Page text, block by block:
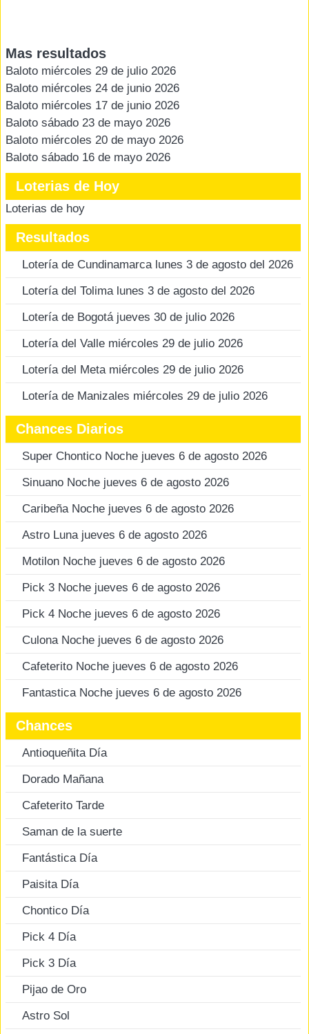
Mas resultados
Baloto miércoles 29 de julio 2026
Baloto miércoles 24 de junio 2026
Baloto miércoles 17 de junio 2026
Baloto sábado 23 de mayo 2026
Baloto miércoles 20 de mayo 2026
Baloto sábado 16 de mayo 2026
Loterias de Hoy
Loterias de hoy
Resultados
Lotería de Cundinamarca lunes 3 de agosto del 2026
Lotería del Tolima lunes 3 de agosto del 2026
Lotería de Bogotá jueves 30 de julio 2026
Lotería del Valle miércoles 29 de julio 2026
Lotería del Meta miércoles 29 de julio 2026
Lotería de Manizales miércoles 29 de julio 2026
Chances Diarios
Super Chontico Noche jueves 6 de agosto 2026
Sinuano Noche jueves 6 de agosto 2026
Caribeña Noche jueves 6 de agosto 2026
Astro Luna jueves 6 de agosto 2026
Motilon Noche jueves 6 de agosto 2026
Pick 3 Noche jueves 6 de agosto 2026
Pick 4 Noche jueves 6 de agosto 2026
Culona Noche jueves 6 de agosto 2026
Cafeterito Noche jueves 6 de agosto 2026
Fantastica Noche jueves 6 de agosto 2026
Chances
Antioqueñita Día
Dorado Mañana
Cafeterito Tarde
Saman de la suerte
Fantástica Día
Paisita Día
Chontico Día
Pick 4 Día
Pick 3 Día
Pijao de Oro
Astro Sol